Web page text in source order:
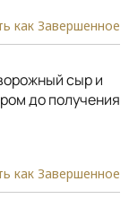
как Завершенное
сыр и
до получения
как Завершенное